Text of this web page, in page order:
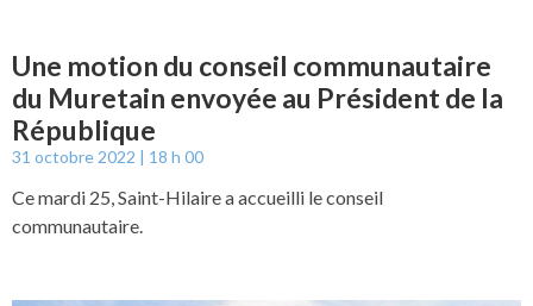
Une motion du conseil communautaire
du Muretain envoyée au Président de la
République
31 octobre 2022 18 h 00
Ce mardi 25, Saint-Hilaire a accueilli le conseil
communautaire.